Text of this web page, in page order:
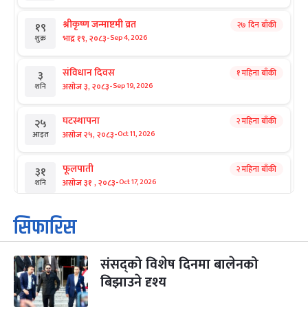
१९
शुक्र
श्रीकृष्ण जन्माष्टमी व्रत
भाद्र १९, २०८३-Sep 4, 2026
२७ दिन बाँकी
३
शनि
संविधान दिवस
असोज ३, २०८३-Sep 19, 2026
१ महिना बाँकी
२५
आइत
घटस्थापना
असोज २५, २०८३-Oct 11, 2026
२ महिना बाँकी
३१
शनि
फूलपाती
असोज ३१ , २०८३-Oct 17, 2026
२ महिना बाँकी
१
आइत
कार्तिक सङ्क्रान्ति
कार्तिक १, २०८३
३
मंगल
महानवमी
कार्तिक ३, २०८३-Oct 20, 2026
२ महिना बाँकी
सिफारिस
संसद्को विशेष दिनमा बालेनको
बिझाउने दृश्य